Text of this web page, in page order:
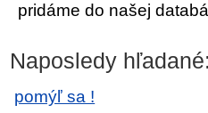
pridáme do našej
Naposledy hľadané:
pomýľ sa !